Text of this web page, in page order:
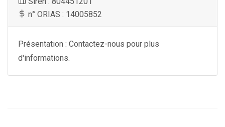
n° ORIAS : 14005852
Présentation : Contactez-nous pour plus
d'informations.